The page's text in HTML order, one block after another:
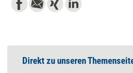
Direkt zu unseren